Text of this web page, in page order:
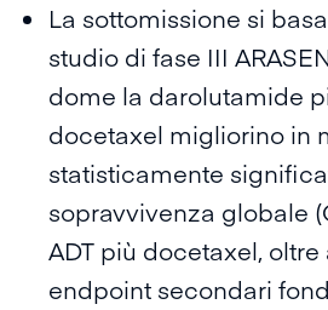
La sottomissione si
studio di fase III
dome la darolutamide
docetaxel migliorino in
statisticamente
sopravvivenza globale
ADT più docetaxel,
endpoint secondari